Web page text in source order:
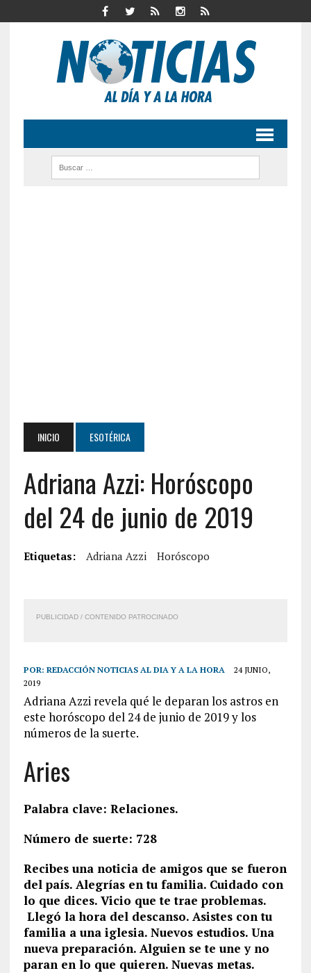
INICIO ESOTÉRICA
Adriana Azzi: Horóscopo
del 24 de junio de 2019
Etiquetas: Adriana Azzi Horóscopo
PUBLICIDAD / CONTENIDO PATROCINADO
POR: REDACCIÓN NOTICIAS AL DIA Y A LA HORA
24 JUNIO,
2019
Adriana Azzi revela qué le deparan los astros en
este horóscopo del 24 de junio de 2019 y los
números de la suerte.
Aries
Palabra clave: Relaciones.
Número de suerte: 728
Recibes una noticia de amigos que se fueron
del país. Alegrías en tu familia. Cuidado con
lo que dices. Vicio que te trae problemas.
Llegó la hora del descanso. Asistes con tu
familia a una iglesia. Nuevos estudios. Una
nueva preparación. Alguien se te une y no
paran en lo que quieren. Nuevas metas.